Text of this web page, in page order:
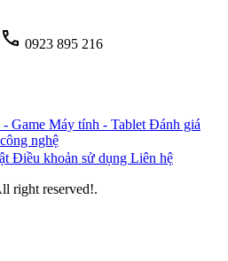
call 0923 895 216
- Game Máy tính - Tablet Đánh giá
nghệ
Điều khoản sử dụng Liên hệ
right reserved!.